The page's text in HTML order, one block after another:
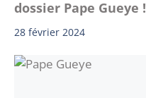
dossier Pape Gueye !
28 février 2024